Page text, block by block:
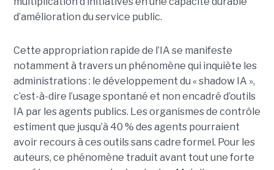
d’amélioration du service public.
Cette appropriation rapide de l’IA se manifeste
notamment à travers un phénomène qui inquiète les
administrations : le développement du « shadow IA »,
c’est-à-dire l’usage spontané et non encadré d’outils
IA par les agents publics. Les organismes de contrôle
estiment que jusqu’à 40 % des agents pourraient
avoir recours à ces outils sans cadre formel. Pour les
auteurs, ce phénomène traduit avant tout une forte